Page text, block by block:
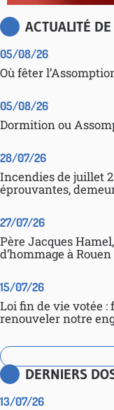
ACTUALITÉ
05/08/26
Où fêter
05/08/26
Dormition ou
28/07/26
Incendies de juillet
éprouvantes,
27/07/26
Père Jacques
d’hommage à Rouen
15/07/26
Loi fin de vie votée :
renouveler notre
DERNIERS
13/07/26